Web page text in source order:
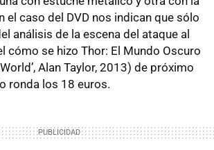
el caso del DVD nos indican que sólo
análisis de la escena del ataque al
cómo se hizo Thor: El Mundo Oscuro
Alan Taylor, 2013) de próximo
ronda los 18 euros.